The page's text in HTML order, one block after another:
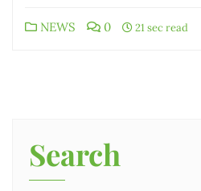
NEWS 0 21 sec read
Search